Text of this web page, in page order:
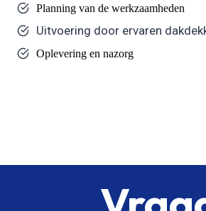
Planning van de werkzaamheden
Uitvoering door ervaren
Oplevering en nazorg